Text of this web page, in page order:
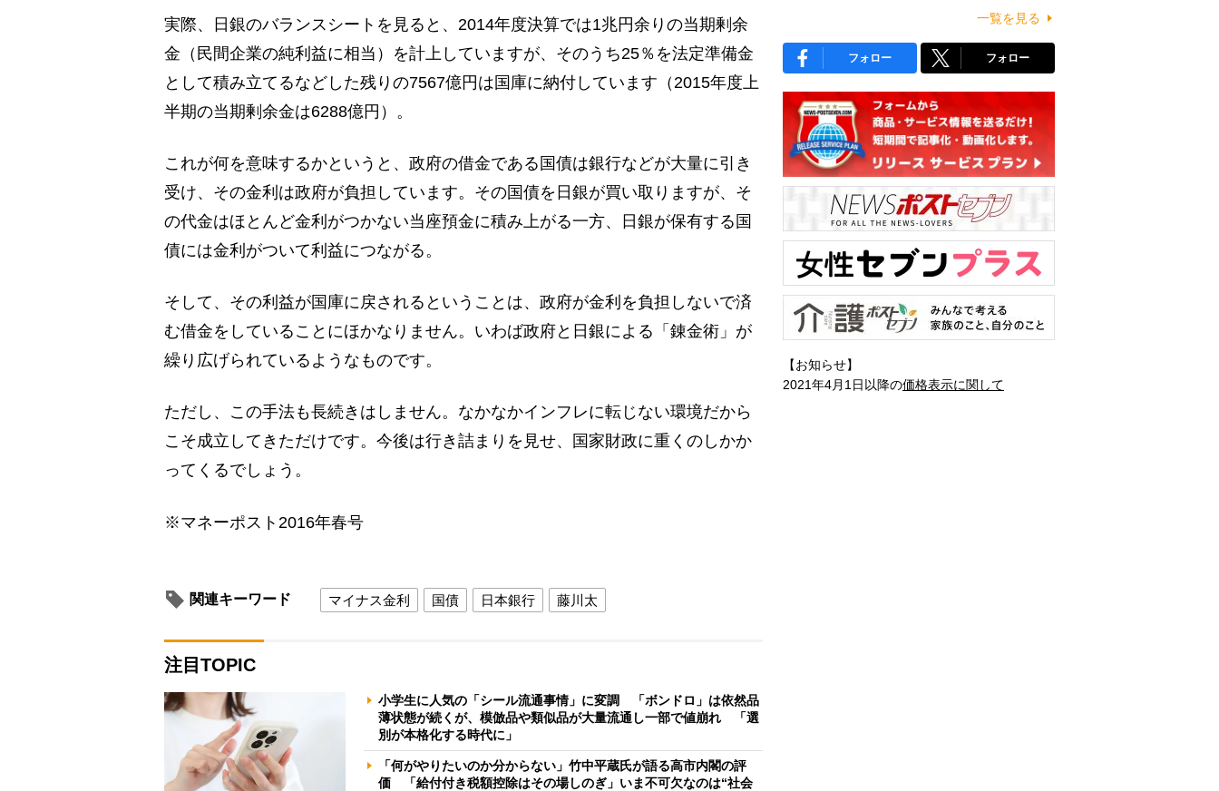
実際、日銀のバランスシートを見ると、2014年度決算では1兆円余りの当期剰余
金（民間企業の純利益に相当）を計上していますが、そのうち25％を法定準備金
として積み立てるなどした残りの7567億円は国庫に納付しています（2015年度上
半期の当期剰余金は6288億円）。
これが何を意味するかというと、政府の借金である国債は銀行などが大量に引き
受け、その金利は政府が負担しています。その国債を日銀が買い取りますが、そ
の代金はほとんど金利がつかない当座預金に積み上がる一方、日銀が保有する国
債には金利がついて利益につながる。
そして、その利益が国庫に戻されるということは、政府が金利を負担しないで済
む借金をしていることにほかなりません。いわば政府と日銀による「錬金術」が
繰り広げられているようなものです。
ただし、この手法も長続きはしません。なかなかインフレに転じない環境だから
こそ成立してきただけです。今後は行き詰まりを見せ、国家財政に重くのしかか
ってくるでしょう。
※マネーポスト2016年春号
関連キーワード マイナス金利 国債 日本銀行 藤川太
注目TOPIC
小学生に人気の「シール流通事情」に変調 「ボンドロ」は依然品
薄状態が続くが、模倣品や類似品が大量流通し一部で値崩れ 「選
別が本格化する時代に」
「何がやりたいのか分からない」竹中平蔵氏が語る高市内閣の評
価 「給付付き税額控除はその場しのぎ」いま不可欠なのは“社会
一覧を見る
フォロー フォロー
【お知らせ】
2021年4月1日以降の価格表示に関して